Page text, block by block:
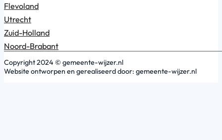
Flevoland
Utrecht
Zuid-Holland
Noord-Brabant
Copyright 2024 © gemeente-wijzer.nl
Website ontworpen en gerealiseerd door: gemeente-wijzer.nl